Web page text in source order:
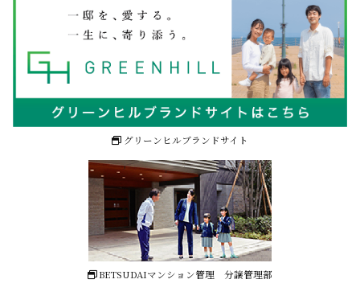
グリーンヒルブランドサイト
BETSUDAIマンション管理 分譲管理部